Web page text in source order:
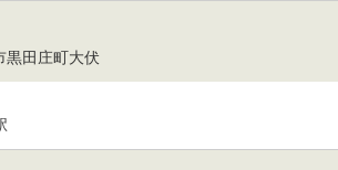
黒田庄町大伏